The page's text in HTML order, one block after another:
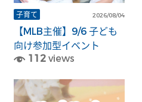
子育て 2026/08/04
【MLB主催】9/6 子ども
向け参加型イベント
「PLAY BALL」のお知ら
112 views